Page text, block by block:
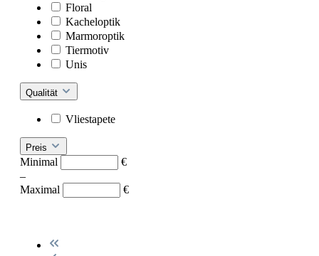
Floral
Kacheloptik
Marmoroptik
Tiermotiv
Unis
Qualität
Vliestapete
Preis
Minimal
€
–
Maximal
€